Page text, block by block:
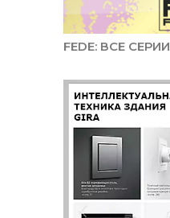
FEDE: ВСЕ СЕРИИ